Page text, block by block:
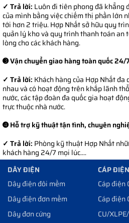
✓ Trả lời: Luôn đi tiên phong đã khẳng
của mình bằng việc chiếm thị phần lớn
tới hơn 2 triệu. Hợp Nhất sở hữu quy
quản lý kho và quy trình thanh toán an
lòng cho các khách hàng.
➌ Vận chuyển giao hàng toàn quốc 24/
✓ Trả lời: Khách hàng của Hợp Nhất
nhau và có hoạt động trên khắp lãnh
nước, các tập đoàn đa quốc gia hoạt
trực thuộc nhà nước.
➍ Hỗ trợ kỹ thuật tận tình, chuyên
✓ Trả lời: Phòng kỹ thuật Hợp Nhất
khách hàng 24/7 mọi lúc....
DÂY ĐIỆN
Dây điện đôi mềm
Dây điện đơn mềm
Dây đơn cứng
CÁP ĐIỆN
Cáp điện
Cáp điện
CU/